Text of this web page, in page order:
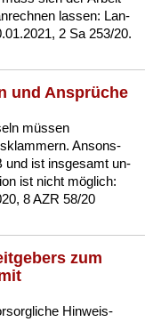
las­sen: Lan­
2 Sa 253/20.
und Ansprüche
müssen
An­sons­
und ist ins­ge­samt un­
ist nicht möglich:
8 AZR 58/20
zum
Hin­weis­